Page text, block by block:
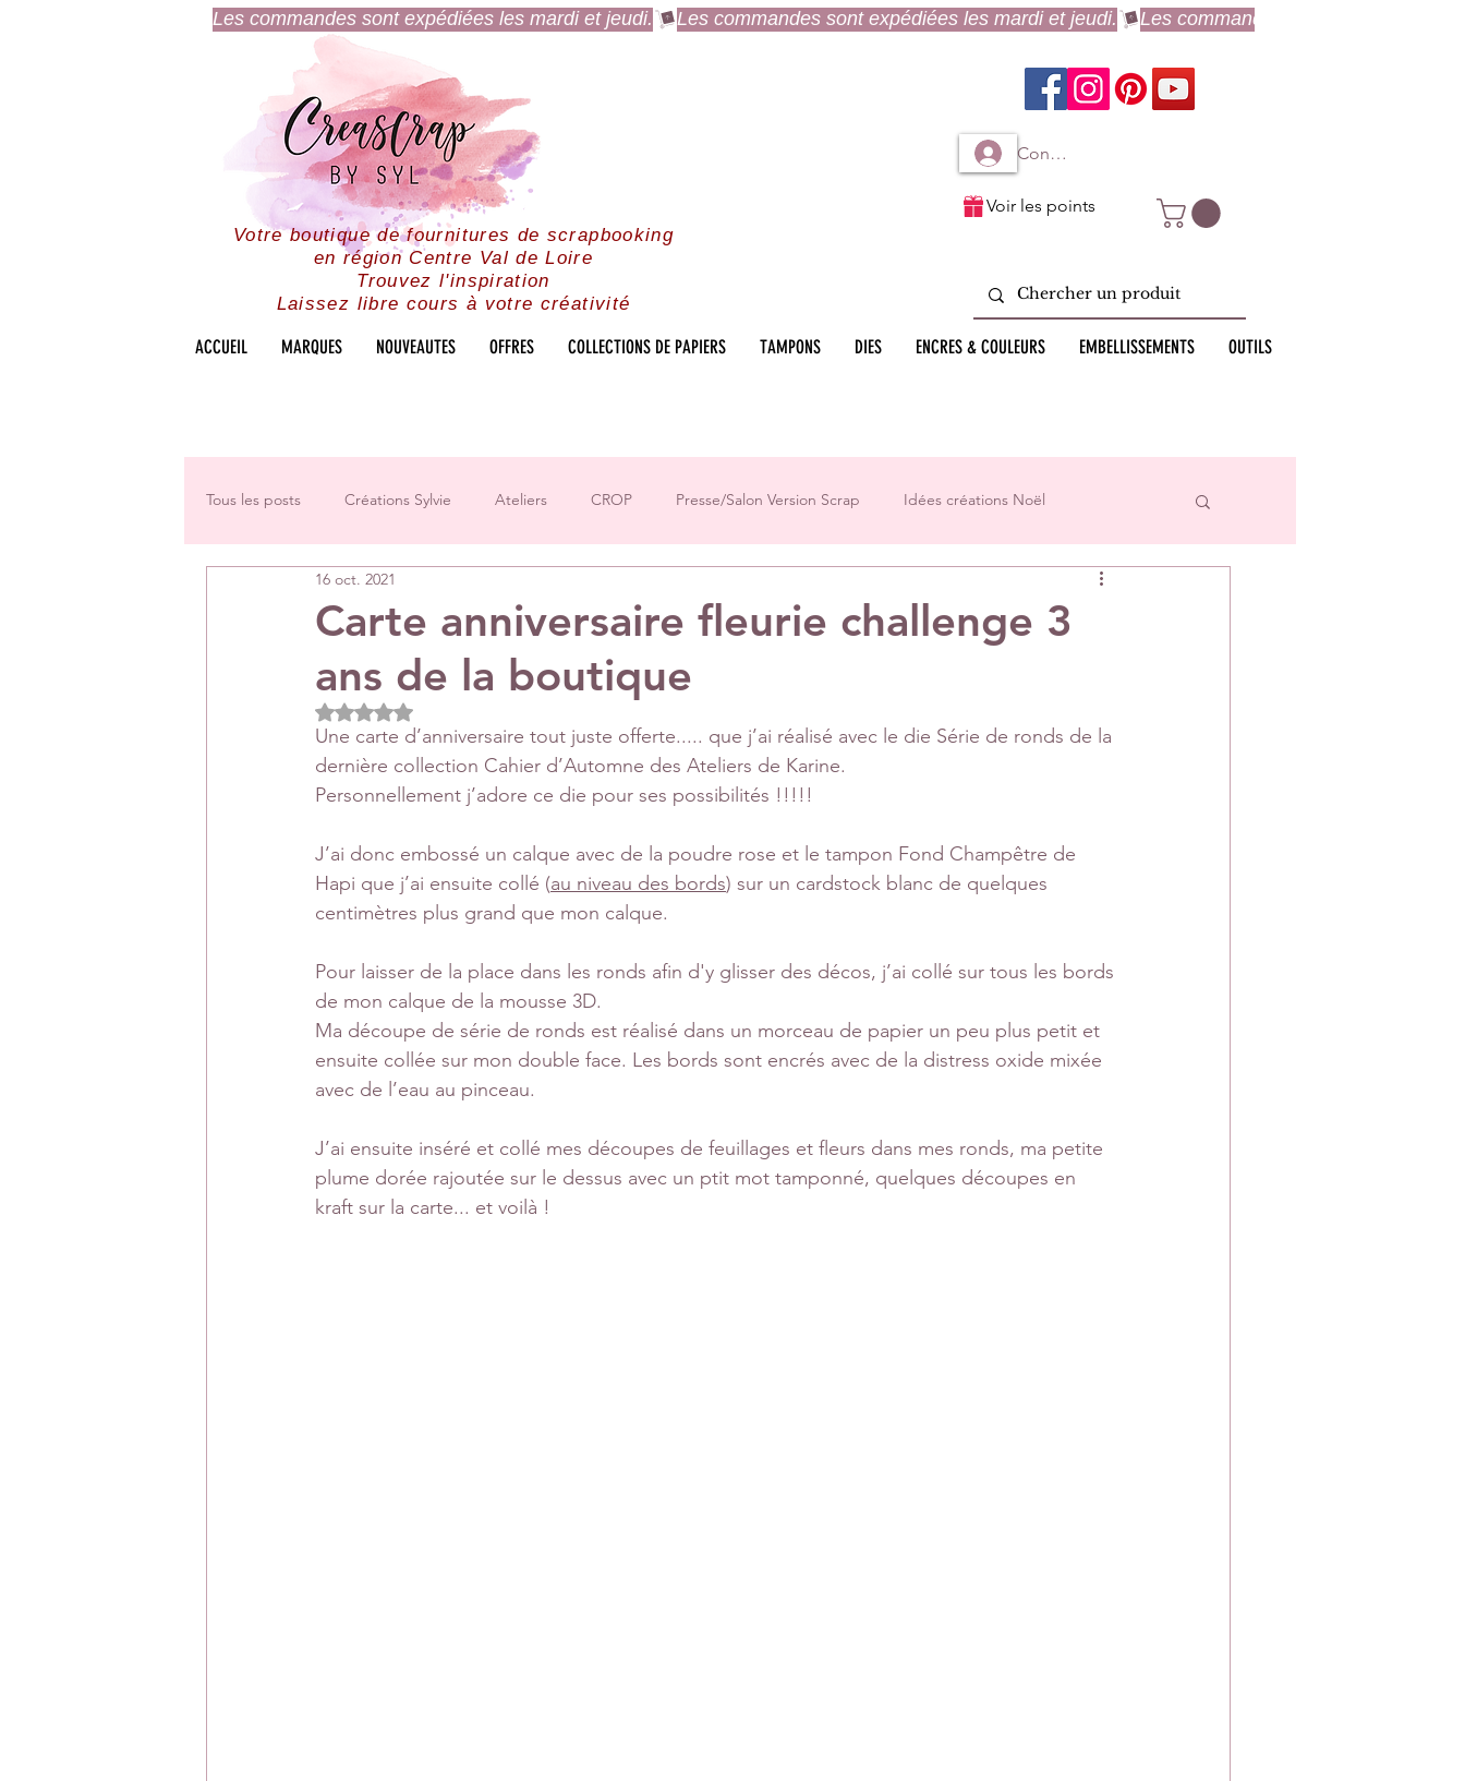
Les commandes sont expédiées les mardi et jeudi.
Votre boutique de fournitures de scrapbooking
en région Centre Val de Loire
Trouvez l'inspiration
Laissez libre cours à votre créativité
Connexion à mon compte
Voir les points
ACCUEIL MARQUES NOUVEAUTES OFFRES COLLECTIONS DE PAPIERS TAMPONS DIES ENCRES & COULEURS EMBELLISSEMENTS OUTILS
Tous les posts Créations Sylvie Ateliers CROP Presse/Salon Version Scrap Idées créations Noël
Challenges groupe
Créations Les Papiers de Pandore Créations Mes P’tits Ciseaux
DT Véronique DT Céline DT Tiffany DT Rose DT Aurore IC Florence
Rétrospectives de l’année écoulée Invitées surprise pages
Carte anniversaire fleurie challenge 3
ans de la boutique
16 oct. 2021
Noté NaN étoiles sur 5.
Une carte d’anniversaire tout juste offerte..... que j’ai réalisé avec le die Série de ronds de la
dernière collection Cahier d’Automne des Ateliers de Karine.
Personnellement j’adore ce die pour ses possibilités !!!!!
J’ai donc embossé un calque avec de la poudre rose et le tampon Fond Champêtre de
Hapi que j’ai ensuite collé (au niveau des bords) sur un cardstock blanc de quelques
centimètres plus grand que mon calque.
Pour laisser de la place dans les ronds afin d'y glisser des décos, j’ai collé sur tous les bords
de mon calque de la mousse 3D.
Ma découpe de série de ronds est réalisé dans un morceau de papier un peu plus petit et
ensuite collée sur mon double face. Les bords sont encrés avec de la distress oxide mixée
avec de l’eau au pinceau.
J’ai ensuite inséré et collé mes découpes de feuillages et fleurs dans mes ronds, ma petite
plume dorée rajoutée sur le dessus avec un ptit mot tamponné, quelques découpes en
kraft sur la carte... et voilà !